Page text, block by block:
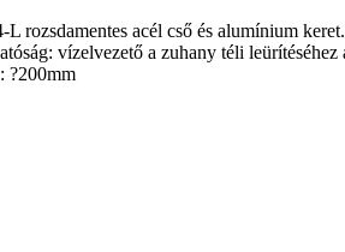
acél cső és alumínium
vízelvezető a zuhany téli leürítéséhez
?200mm